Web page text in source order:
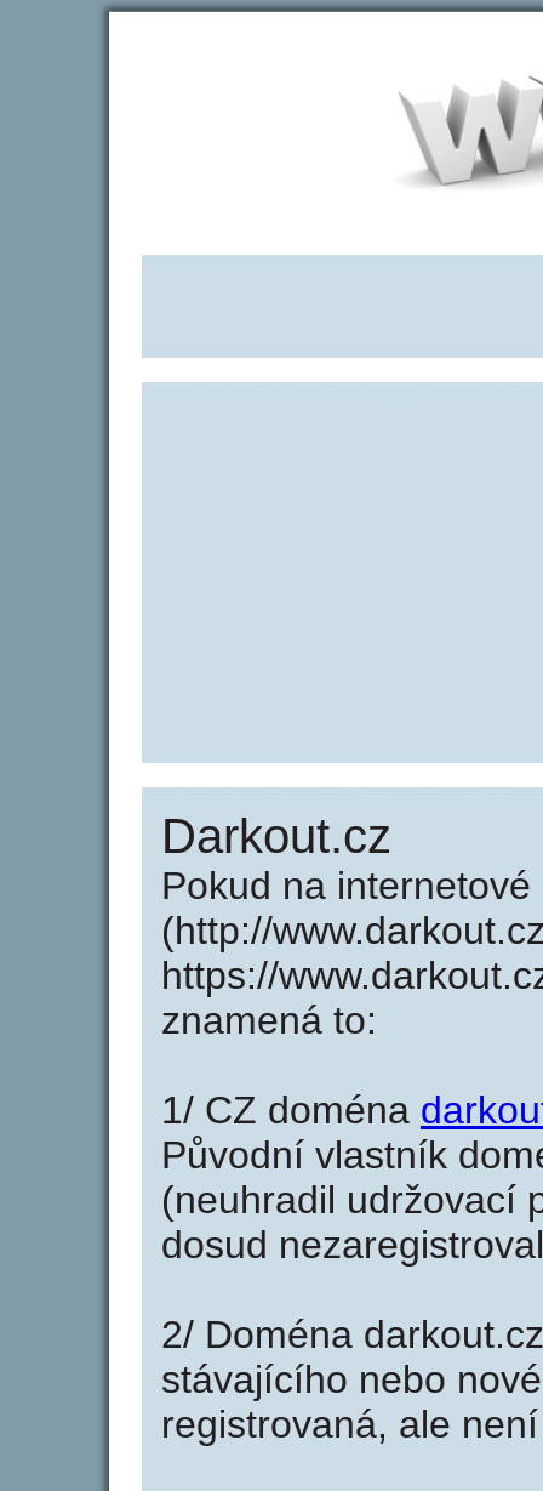
Darkout.cz
Pokud na
(http://
https://
znamená to:
1/ CZ doména
Původní vlastník
(neuhradil udržovací
dosud
2/ Doména
stávajícího nebo
registrovaná, ale